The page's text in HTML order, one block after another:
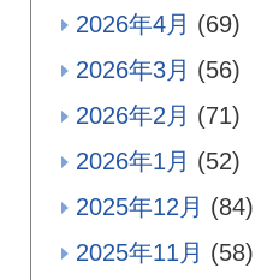
2026年4月 (69)
2026年3月 (56)
2026年2月 (71)
2026年1月 (52)
2025年12月 (84)
2025年11月 (58)